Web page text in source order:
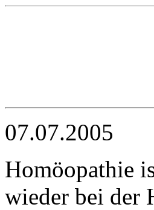
07.07.2005
Homöopathie
wieder bei der